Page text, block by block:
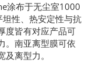
涂布于无尘室1000
坦性、热安定性与抗
度皆有对应产品可
。南亚离型膜可依
离型力。